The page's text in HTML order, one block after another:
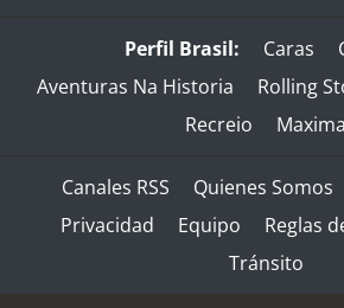
Perfil Brasil: Caras
Aventuras Na Historia
Rolling
Recreio
Maxima
Canales RSS Quienes Somos
Privacidad
Equipo
Reglas
Tránsito